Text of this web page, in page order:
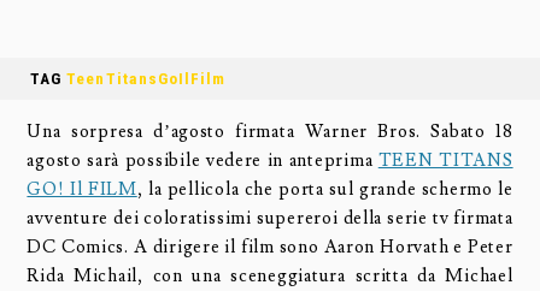
TAGTeenTitansGoIlFilm
Una sorpresa d’agosto firmata Warner Bros. Sabato 18
agosto sarà possibile vedere in anteprima TEEN TITANS
GO! Il FILM, la pellicola che porta sul grande schermo le
avventure dei coloratissimi supereroi della serie tv firmata
DC Comics. A dirigere il film sono Aaron Horvath e Peter
Rida Michail, con una sceneggiatura scritta da Michael